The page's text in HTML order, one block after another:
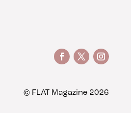
© FLAT Magazine 2026